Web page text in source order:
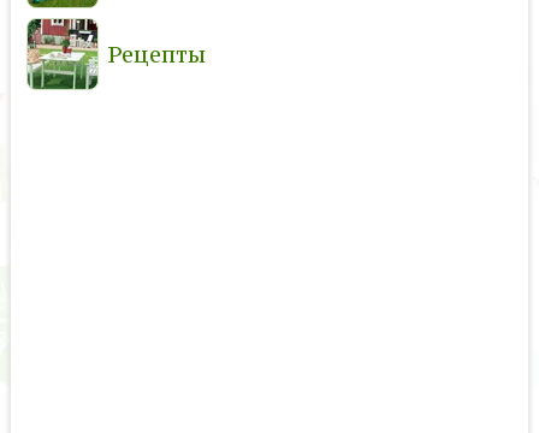
Рецепты